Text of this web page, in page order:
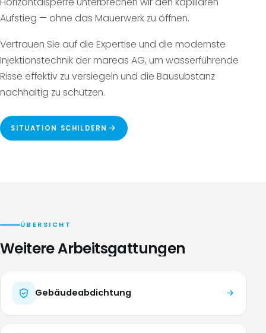
Aufstieg — ohne das Mauerwerk zu öffnen.
Vertrauen Sie auf die Expertise und die modernste
Injektionstechnik der mareas AG, um wasserführende
Risse effektiv zu versiegeln und die Bausubstanz
nachhaltig zu schützen.
SITUATION SCHILDERN
ÜBERSICHT
Weitere Arbeitsgattungen
Gebäudeabdichtung